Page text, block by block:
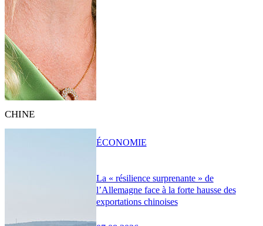
CHINE
La « résilience surprenante » de
l’Allemagne face à la forte hausse des
exportations chinoises
ÉCONOMIE